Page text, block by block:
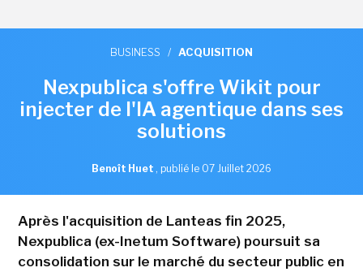
BUSINESS / ACQUISITION
Nexpublica s'offre Wikit pour
injecter de l'IA agentique dans ses
solutions
Benoît Huet , publié le 07 Juillet 2026
Après l'acquisition de Lanteas fin 2025,
Nexpublica (ex-Inetum Software) poursuit sa
consolidation sur le marché du secteur public en